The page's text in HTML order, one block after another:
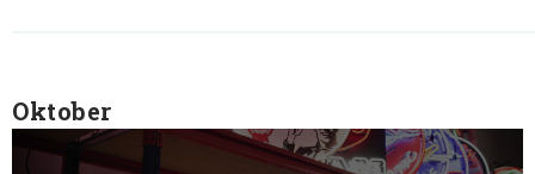
Oktober